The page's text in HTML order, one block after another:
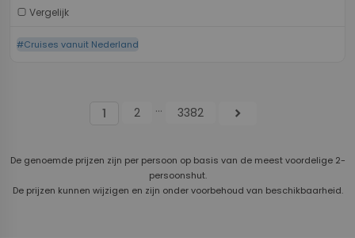
Vergelijk
#Cruises vanuit Nederland
1 2 ... 3382 chevron_right
De genoemde prijzen zijn per persoon op basis van de meest voordelige 2-
persoonshut.
De prijzen kunnen wijzigen en zijn onder voorbehoud van beschikbaarheid.